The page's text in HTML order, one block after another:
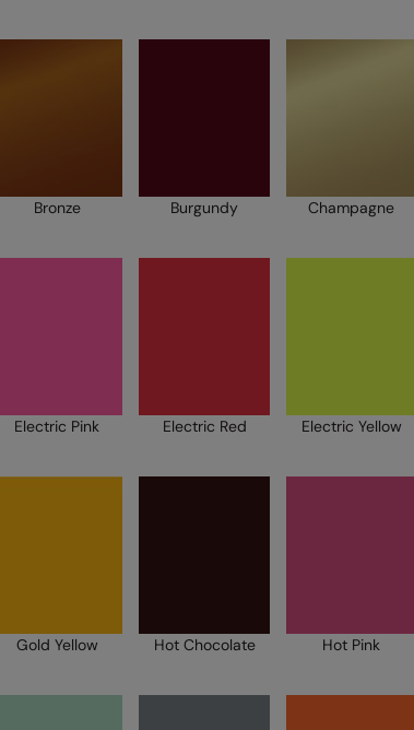
Bronze Burgundy Champagne
Electric Pink Electric Red Electric Yellow
Gold Yellow Hot Chocolate Hot Pink